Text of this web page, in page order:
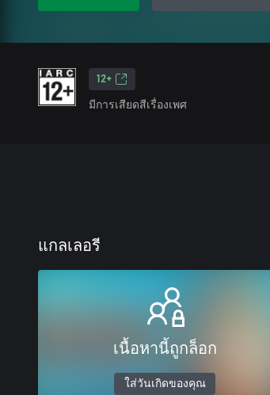
12+
มีการเสียดสีเรื่องเพศ
แกลเลอรี
เนื้อหานี้ถูกล็อก
ใส่วันเกิดของคุณ